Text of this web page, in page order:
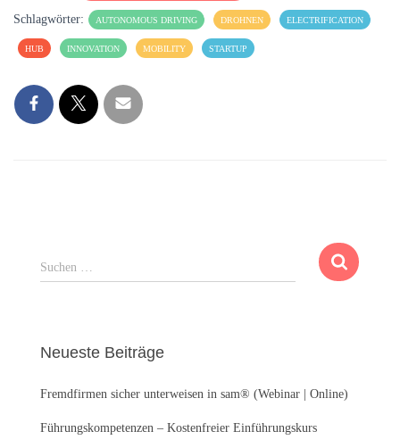
Schlagwörter: AUTONOMOUS DRIVING DROHNEN ELECTRIFICATION
HUB INNOVATION MOBILITY STARTUP
S
u
n
a
h
Suchen …
Neueste Beiträge
Fremdfirmen sicher unterweisen in sam® (Webinar | Online)
Führungskompetenzen – Kostenfreier Einführungskurs